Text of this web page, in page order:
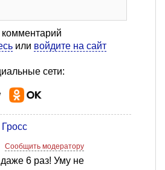
или войдите на сайт
сети:
Сообщить модератору
6 раз! Уму не